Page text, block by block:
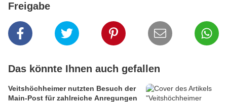
Freigabe
Das könnte Ihnen auch gefallen
Veitshöchheimer nutzten Besuch der
Main-Post für zahlreiche Anregungen